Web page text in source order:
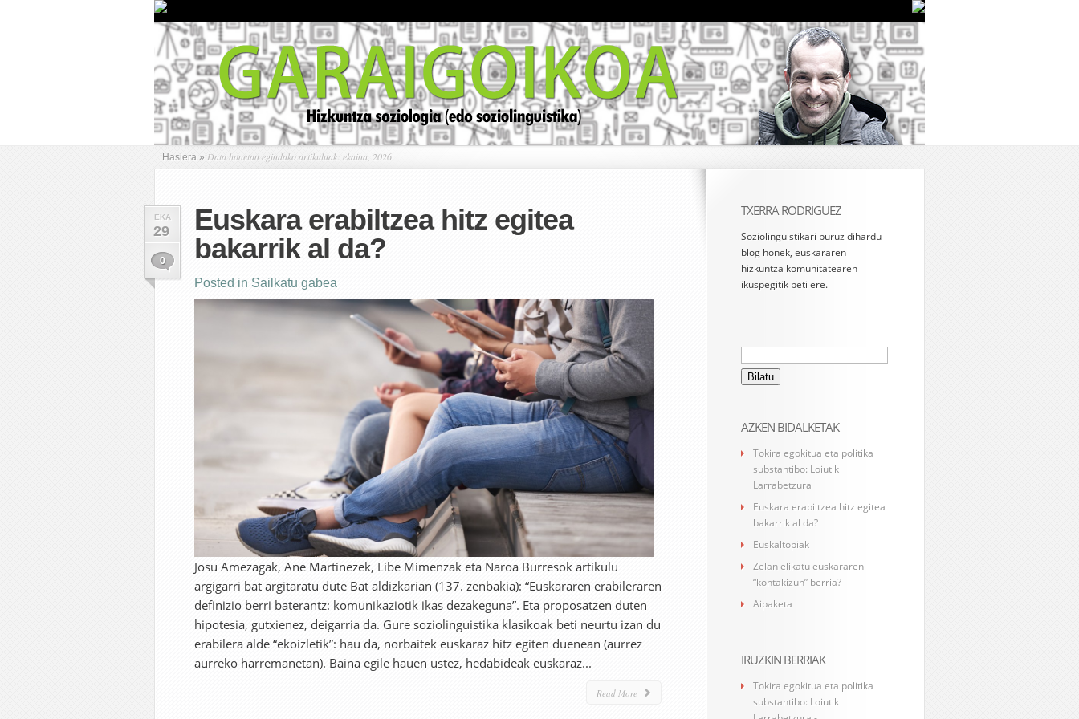
Hasiera » Data honetan egindako artikuluak: ekaina, 2026
EKA
29
0
Euskara erabiltzea hitz egitea
bakarrik al da?
Posted in Sailkatu gabea
Josu Amezagak, Ane Martinezek, Libe Mimenzak eta Naroa Burresok artikulu
argigarri bat argitaratu dute Bat aldizkarian (137. zenbakia): “Euskararen erabileraren
definizio berri baterantz: komunikaziotik ikas dezakeguna”. Eta proposatzen duten
hipotesia, gutxienez, deigarria da. Gure soziolinguistika klasikoak beti neurtu izan du
erabilera alde “ekoizletik”: hau da, norbaitek euskaraz hitz egiten duenean (aurrez
aurreko harremanetan). Baina egile hauen ustez, hedabideak euskaraz...
Read More
TXERRA RODRIGUEZ
Soziolinguistikari buruz dihardu
blog honek, euskararen
hizkuntza komunitatearen
ikuspegitik beti ere.
Bilatu:
AZKEN BIDALKETAK
Tokira egokitua eta politika
substantibo: Loiutik
Larrabetzura
Euskara erabiltzea hitz egitea
bakarrik al da?
Euskaltopiak
Zelan elikatu euskararen
“kontakizun” berria?
Aipaketa
IRUZKIN BERRIAK
Tokira egokitua eta politika
substantibo: Loiutik